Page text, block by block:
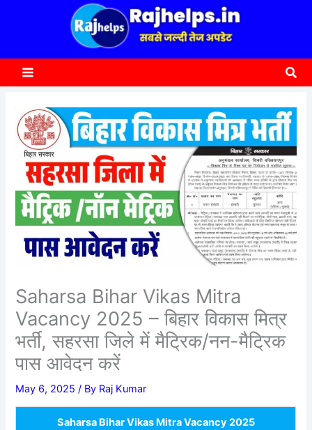
Saharsa Bihar Vikas Mitra
Vacancy 2025 – बिहार विकास मित्र
भर्ती, सहरसा जिले में मैट्रिक/नन-मैट्रिक
पास आवेदन करें
May 6, 2025/ By Raj Kumar
Saharsa Bihar Vikas Mitra Vacancy 2025
c